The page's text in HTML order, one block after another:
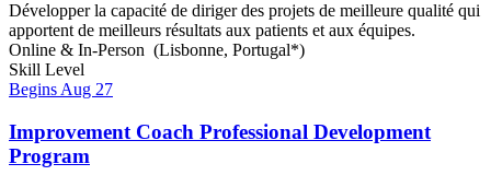
Développer la capacité de diriger des projets de meilleure qualité qui
apportent de meilleurs résultats aux patients et aux équipes.
Online & In-Person (Lisbonne, Portugal*)
Skill Level
Begins Aug 27
Improvement Coach Professional Development
Program